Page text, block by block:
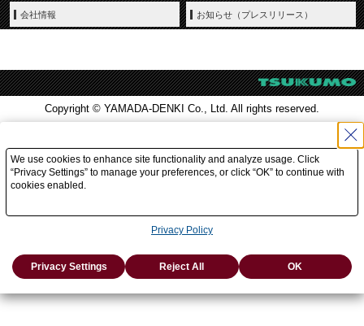
会社情報 お知らせ（プレスリリース）
Copyright © YAMADA-DENKI Co., Ltd. All rights reserved.
We use cookies to enhance site functionality and analyze usage. Click
“Privacy Settings” to manage your preferences, or click “OK” to continue with
cookies enabled.
Privacy Policy
Privacy Settings Reject All OK